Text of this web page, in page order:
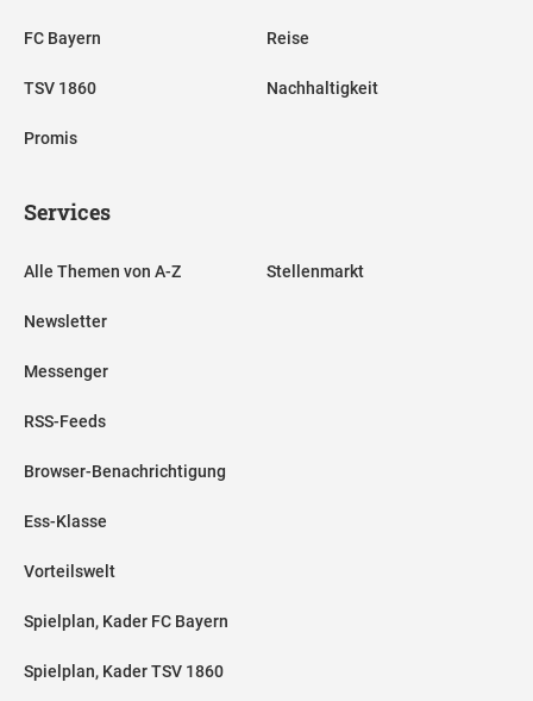
FC Bayern
TSV 1860
Promis
Reise
Nachhaltigkeit
Services
Alle Themen von A-Z
Newsletter
Messenger
RSS-Feeds
Browser-Benachrichtigung
Ess-Klasse
Vorteilswelt
Spielplan, Kader FC Bayern
Spielplan, Kader TSV 1860
Stellenmarkt